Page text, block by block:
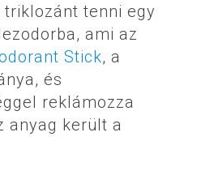
tenni egy
ami az
Stick, a
és
reklámozza
anyag került a